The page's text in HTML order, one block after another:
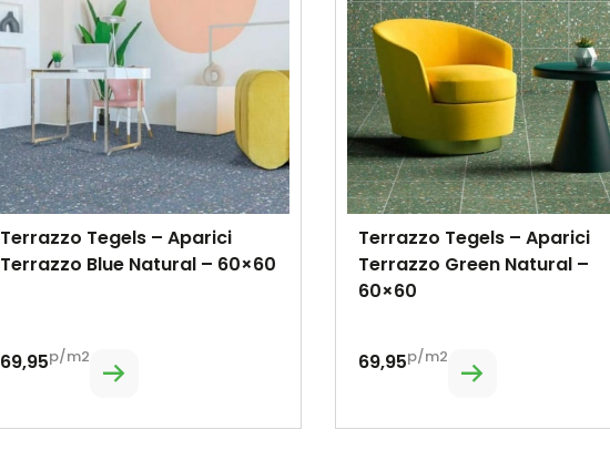
Terrazzo Tegels – Aparici
Terrazzo Blue Natural – 60×60
69,95p/m2
Terrazzo Tegels – Aparici
Terrazzo Green Natural –
60×60
69,95p/m2